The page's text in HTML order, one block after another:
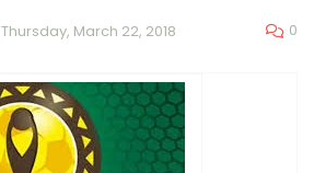
Thursday, March 22, 2018 0